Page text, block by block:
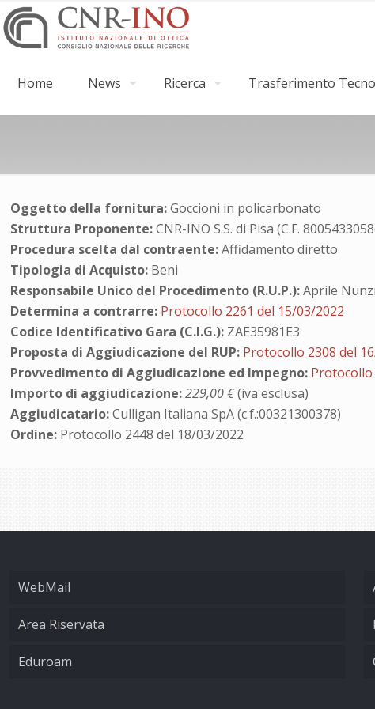
Home News Ricerca Trasferimento
Oggetto della fornitura:Goccioni in policarbonato
Struttura Proponente:CNR-INO S.S. di Pisa (C.F.
Procedura scelta dal contraente:Affidamento diretto
Tipologia di Acquisto: Beni
Responsabile Unico del Procedimento (R.U.P.):Aprile
Determina a contrarre: Protocollo 2261 del 15/03/2022
Codice Identificativo Gara (C.I.G.): ZAE35981E3
Proposta di Aggiudicazione del RUP: Protocollo 2308 del
Provvedimento di Aggiudicazione ed Impegno: Protocollo
Importo di aggiudicazione: 229,00 €(iva esclusa)
Aggiudicatario:Culligan Italiana SpA (c.f.:00321300378)
Ordine: Protocollo 2448 del 18/03/2022
WebMail
Area Riservata
Eduroam